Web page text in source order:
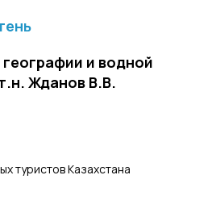
и водной
Жданов В.В.
туристов Казахстана